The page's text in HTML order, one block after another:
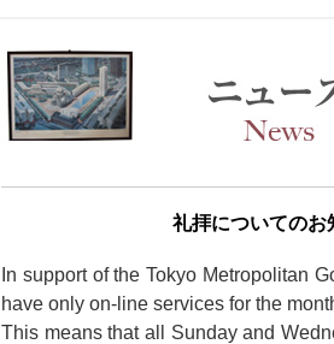
礼拝についてのお
In support of the Tokyo Metropolitan
have only on-line services for the
This means that all Sunday and